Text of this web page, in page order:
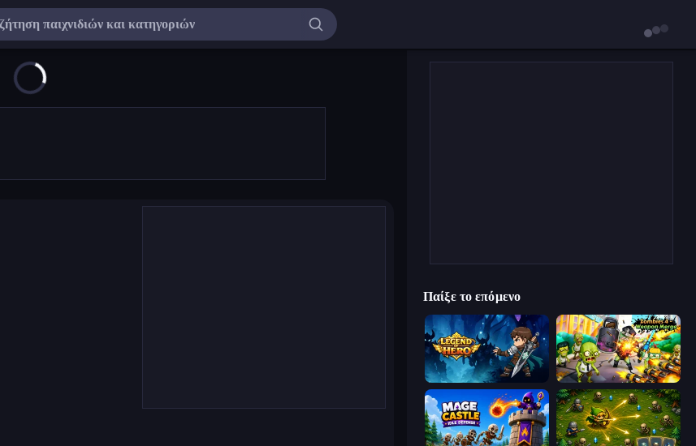
Παίξε το επόμενο
Legend of Hero Zombies 4 Weapon Merge